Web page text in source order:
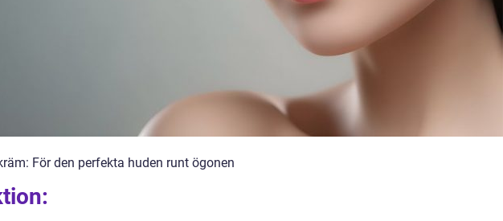
För den perfekta huden runt ögonen